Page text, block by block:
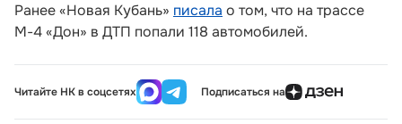
Ранее «Новая Кубань» писала о том, что на трассе
М-4 «Дон» в ДТП попали 118 автомобилей.
Читайте НК в соцсетях Подписаться на